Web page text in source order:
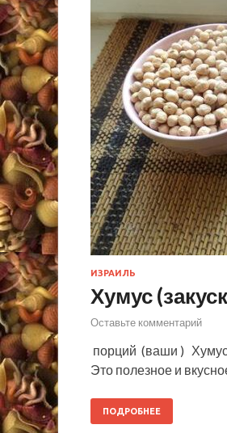
ИЗРАИЛЬ
Хумус
Оставьте комментарий
порций (ваши ) Хумус
Это полезное и
ПОДРОБНЕЕ